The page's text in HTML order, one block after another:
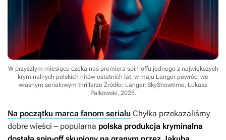
W przyszłym miesiącu czeka nas premiera spin-offu jednego z największych
kryminalnych polskich hitów ostatnich lat, w maju Langer powróci we
własnym serialowym thrillerze Źródło: Langer, SkyShowtime, Łukasz
Palkowski, 2025.
Na początku marca fanom serialu Chyłka przekazaliśmy
dobre wieści – popularna polska produkcja kryminalna